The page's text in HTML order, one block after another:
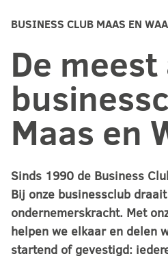
BUSINESS CLUB MAAS EN
De
Maas en
Sinds 1990 de Business
Bij onze businessclub
ondernemerskracht. Met
helpen we elkaar en delen
startend of gevestigd: